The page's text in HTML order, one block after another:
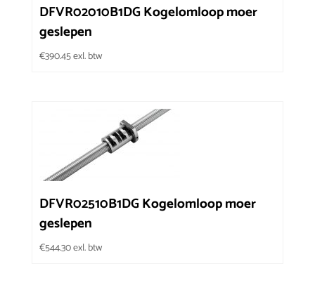
DFVR02010B1DG Kogelomloop moer
geslepen
€390.45exl. btw
DFVR02510B1DG Kogelomloop moer
geslepen
€544.30exl. btw